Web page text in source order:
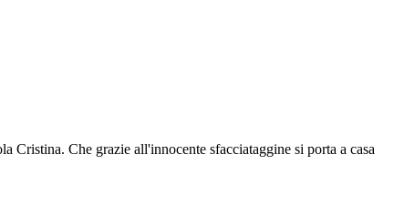
Cristina. Che grazie all'innocente sfacciataggine si porta a casa